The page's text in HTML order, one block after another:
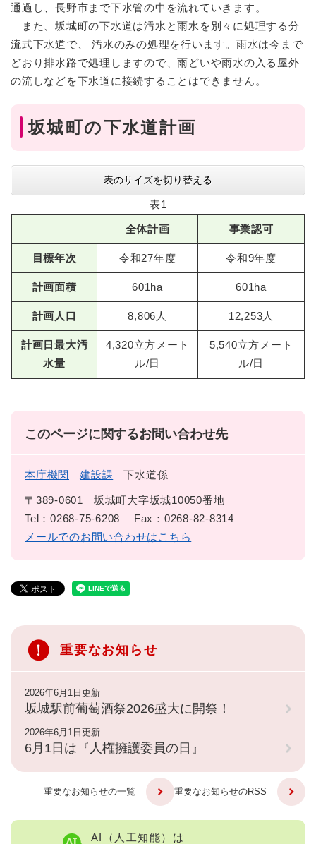
通過し、長野市まで下水管の中を流れていきます。
また、坂城町の下水道は汚水と雨水を別々に処理する分
流式下水道で、 汚水のみの処理を行います。雨水は今まで
どおり排水路で処理しますので、雨どいや雨水の入る屋外
の流しなどを下水道に接続することはできません。
坂城町の下水道計画
表のサイズを切り替える
表1
全体計画 事業認可
目標年次 令和27年度 令和9年度
計画面積 601ha 601ha
計画人口 8,806人 12,253人
計画日最大汚
水量
4,320立方メート
ル/日
5,540立方メート
ル/日
このページに関するお問い合わせ先
本庁機関 建設課 下水道係
〒389-0601
坂城町大字坂城10050番地
Tel：0268-75-6208
Fax：0268-82-8314
メールでのお問い合わせはこちら
重要なお知らせ
2026年6月1日更新
坂城駅前葡萄酒祭2026盛大に開祭！
2026年6月1日更新
6月1日は『人権擁護委員の日』
重要なお知らせの一覧 重要なお知らせのRSS
AI（人工知能）は